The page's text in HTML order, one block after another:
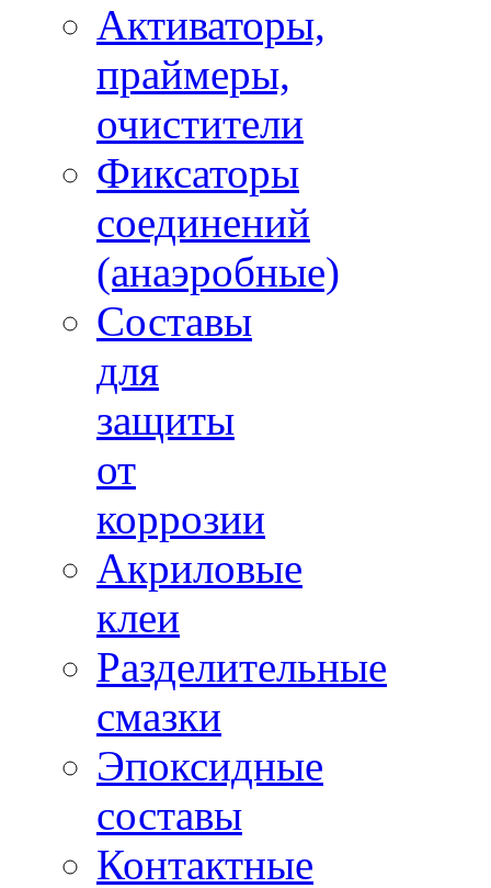
Активаторы,
праймеры,
очистители
Фиксаторы
соединений
(анаэробные)
Составы
для
защиты
от
коррозии
Акриловые
клеи
Разделительные
смазки
Эпоксидные
составы
Контактные